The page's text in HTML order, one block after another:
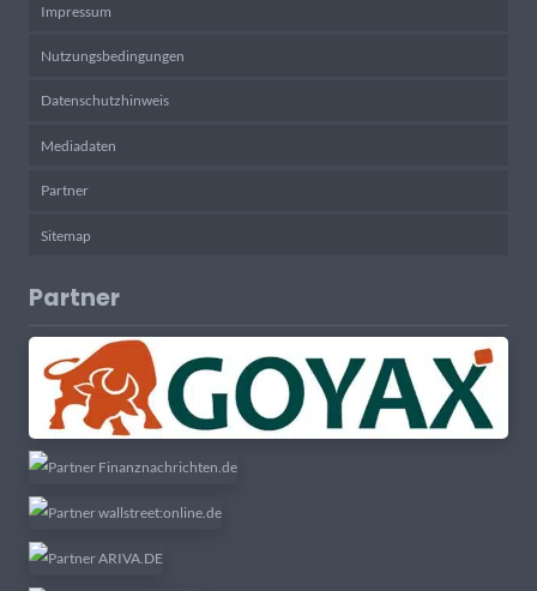
Impressum
Nutzungsbedingungen
Datenschutzhinweis
Mediadaten
Partner
Sitemap
Partner